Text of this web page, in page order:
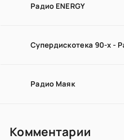
Радио ENERGY
Супердискотека 90-х -
Радио Маяк
Комментарии